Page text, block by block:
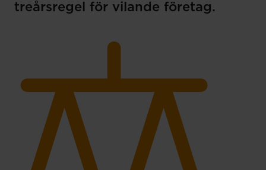
treårsregel för vilande företag.